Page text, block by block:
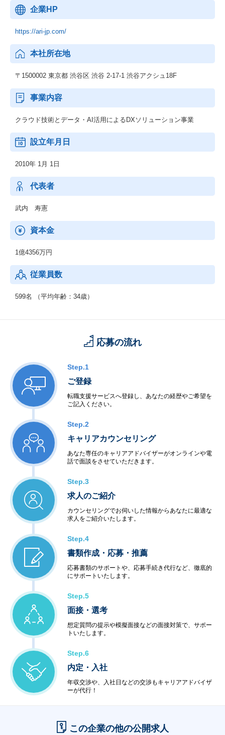
企業HP
https://ari-jp.com/
本社所在地
〒1500002 東京都 渋谷区 渋谷 2-17-1 渋谷アクシュ18F
事業内容
クラウド技術とデータ・AI活用によるDXソリューション事業
設立年月日
2010年 1月 1日
代表者
武内 寿憲
資本金
1億4356万円
従業員数
599名 （平均年齢：34歳）
応募の流れ
Step.1
ご登録
転職支援サービスへ登録し、あなたの経歴やご希望を
ご記入ください。
Step.2
キャリアカウンセリング
あなた専任のキャリアアドバイザーがオンラインや電
話で面談をさせていただきます。
Step.3
求人のご紹介
カウンセリングでお伺いした情報からあなたに最適な
求人をご紹介いたします。
Step.4
書類作成・応募・推薦
応募書類のサポートや、応募手続き代行など、徹底的
にサポートいたします。
Step.5
面接・選考
想定質問の提示や模擬面接などの面接対策で、サポー
トいたします。
Step.6
内定・入社
年収交渉や、入社日などの交渉もキャリアアドバイザ
ーが代行！
この企業の他の公開求人